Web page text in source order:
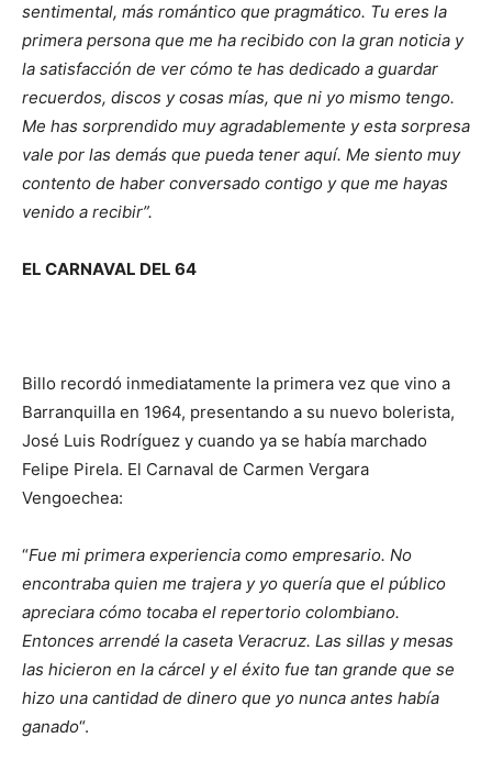
sentimental, más romántico que pragmático. Tu eres la
primera persona que me ha recibido con la gran noticia y
la satisfacción de ver cómo te has dedicado a guardar
recuerdos, discos y cosas mías, que ni yo mismo tengo.
Me has sorprendido muy agradablemente y esta sorpresa
vale por las demás que pueda tener aquí. Me siento muy
contento de haber conversado contigo y que me hayas
venido a recibir”.
EL CARNAVAL DEL 64
Billo recordó inmediatamente la primera vez que vino a
Barranquilla en 1964, presentando a su nuevo bolerista,
José Luis Rodríguez y cuando ya se había marchado
Felipe Pirela. El Carnaval de Carmen Vergara
Vengoechea:
“Fue mi primera experiencia como empresario. No
encontraba quien me trajera y yo quería que el público
apreciara cómo tocaba el repertorio colombiano.
Entonces arrendé la caseta Veracruz. Las sillas y mesas
las hicieron en la cárcel y el éxito fue tan grande que se
hizo una cantidad de dinero que yo nunca antes había
ganado“.